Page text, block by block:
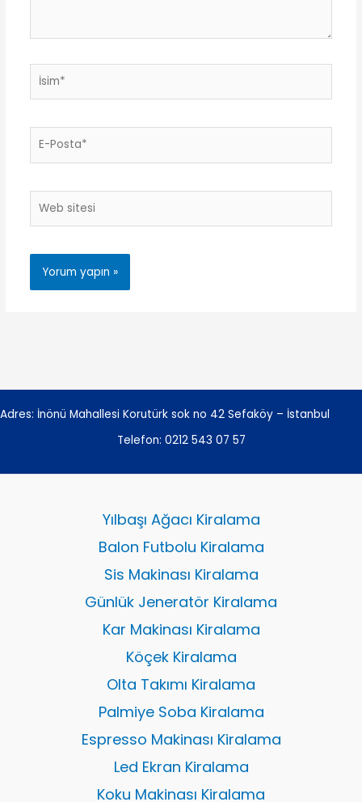
Posta*
sitesi
Adres: İnönü Mahallesi Korutürk sok no 42 Sefaköy – İstanbul
Telefon: 0212 543 07 57
Yılbaşı Ağacı Kiralama
Balon Futbolu Kiralama
Sis Makinası Kiralama
Günlük Jeneratör Kiralama
Kar Makinası Kiralama
Köçek Kiralama
Olta Takımı Kiralama
Palmiye Soba Kiralama
Espresso Makinası Kiralama
Led Ekran Kiralama
Koku Makinası Kiralama